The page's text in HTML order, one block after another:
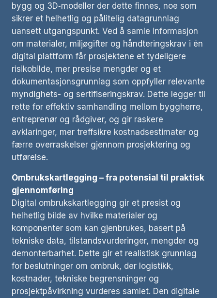
bygg og 3D‑modeller der dette finnes, noe som
sikrer et helhetlig og pålitelig datagrunnlag
uansett utgangspunkt. Ved å samle informasjon
om materialer, miljøgifter og håndteringskrav i én
digital plattform får prosjektene et tydeligere
risikobilde, mer presise mengder og et
dokumentasjonsgrunnlag som oppfyller relevante
myndighets- og sertifiseringskrav. Dette legger til
rette for effektiv samhandling mellom byggherre,
entreprenør og rådgiver, og gir raskere
avklaringer, mer treffsikre kostnadsestimater og
færre overraskelser gjennom prosjektering og
utførelse.
Ombrukskartlegging – fra potensial til praktisk
gjennomføring
Digital ombrukskartlegging gir et presist og
helhetlig bilde av hvilke materialer og
komponenter som kan gjenbrukes, basert på
tekniske data, tilstandsvurderinger, mengder og
demonterbarhet. Dette gir et realistisk grunnlag
for beslutninger om ombruk, der logistikk,
kostnader, tekniske begrensninger og
prosjektpåvirkning vurderes samlet. Den digitale